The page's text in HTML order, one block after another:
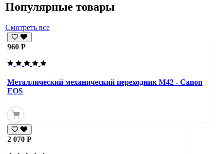
Популярные товары
Смотреть все
960 Р
Металлический механический переходник M42 - Canon
EOS
2 070 Р